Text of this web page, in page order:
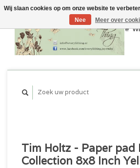
Tim Holtz - Paper pad
Collection 8x8 Inch
Wij slaan cookies op om onze website te
Nee
Meer over